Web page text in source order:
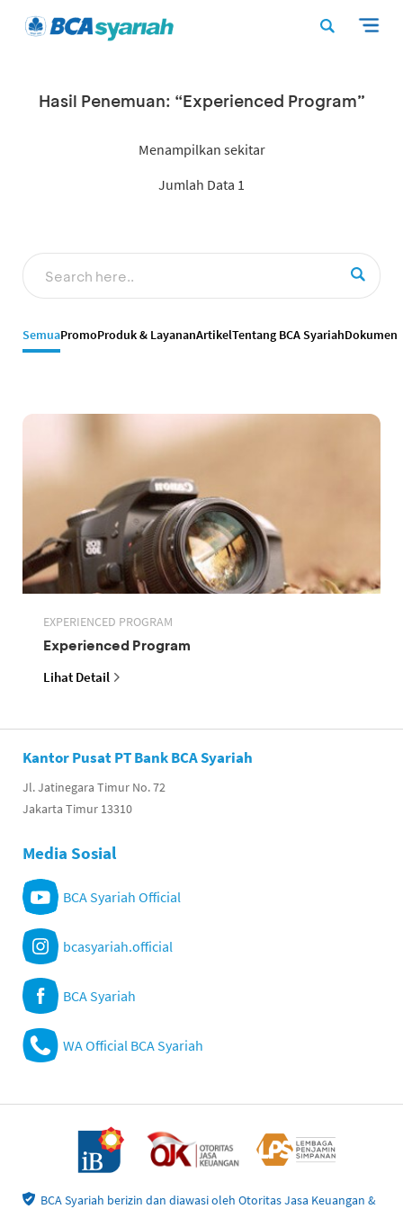
Hasil Penemuan: “Experienced Program”
Menampilkan sekitar
Jumlah Data 1
SemuaPromoProduk & LayananArtikelTentang BCA SyariahDokumen
EXPERIENCED PROGRAM
Experienced Program
Lihat Detail
Kantor Pusat PT Bank BCA Syariah
Jl. Jatinegara Timur No. 72
Jakarta Timur 13310
Media Sosial
BCA Syariah Official
bcasyariah.official
BCA Syariah
WA Official BCA Syariah
BCA Syariah berizin dan diawasi oleh Otoritas Jasa Keuangan &